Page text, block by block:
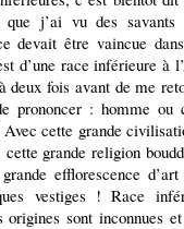
j’ai vu des savants
devait être vaincue
d’une race inférieure à
deux fois avant de me
prononcer : homme ou
cette grande
grande religion
efflorescence
vestiges ! Race
sont inconnues